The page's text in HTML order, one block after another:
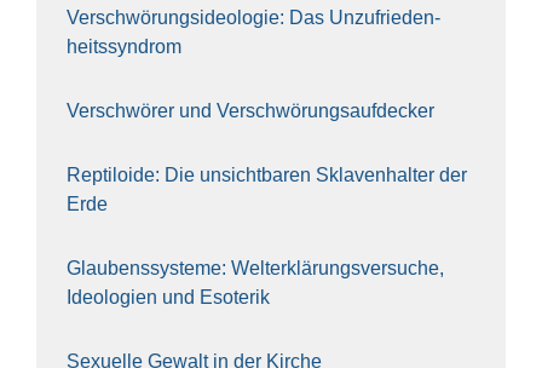
Ver­schwö­rungs­ideo­lo­gie: Das Unzufrieden­
heitssyndrom
Ver­schwö­rer und Verschwörungs­aufdecker
Rep­ti­lo­ide: Die unsicht­ba­ren Skla­ven­hal­ter der
Erde
Glau­bens­sys­te­me: Welt­erklä­rungs­ver­su­che,
Ideo­lo­gien und Eso­te­rik
Sexu­el­le Gewalt in der Kir­che